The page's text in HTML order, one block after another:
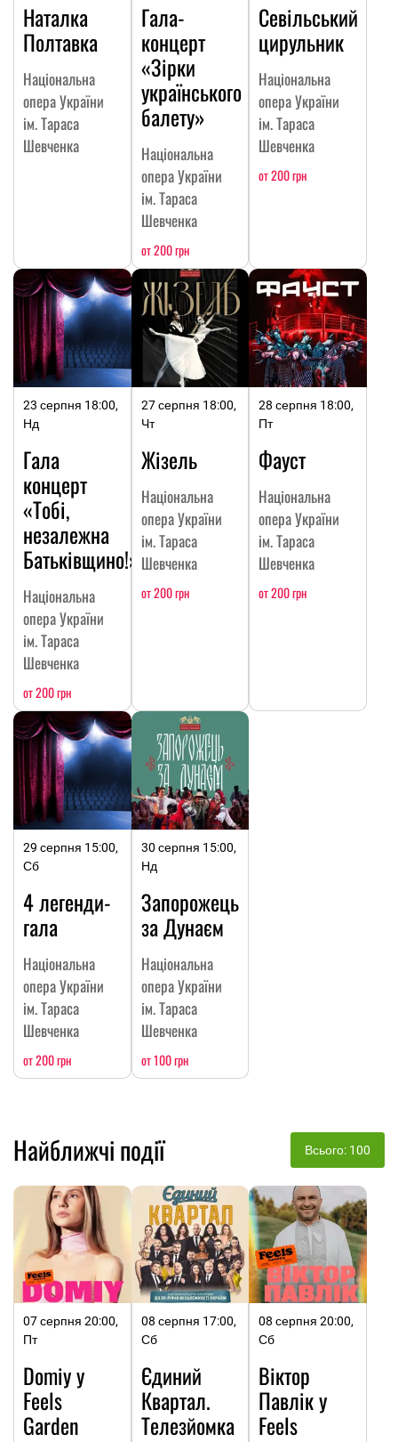
Наталка
Полтавка
Національна
опера України
ім. Тараса
Шевченка
Гала-
концерт
«Зірки
українського
балету»
Національна
опера України
ім. Тараса
Шевченка
от 200 грн
Севільський
цирульник
Національна
опера України
ім. Тараса
Шевченка
от 200 грн
23 серпня 18:00,
Нд
Гала
концерт
«Тобі,
незалежна
Батьківщино!»
Національна
опера України
ім. Тараса
Шевченка
от 200 грн
27 серпня 18:00,
Чт
Жізель
Національна
опера України
ім. Тараса
Шевченка
от 200 грн
28 серпня 18:00,
Пт
Фауст
Національна
опера України
ім. Тараса
Шевченка
от 200 грн
29 серпня 15:00,
Сб
4 легенди-
гала
Національна
опера України
ім. Тараса
Шевченка
от 200 грн
30 серпня 15:00,
Нд
Запорожець
за Дунаєм
Національна
опера України
ім. Тараса
Шевченка
от 100 грн
Найближчі події Всього: 100
07 серпня 20:00,
Пт
Domiy у
Feels
Garden
08 серпня 17:00,
Сб
Єдиний
Квартал.
Телезйомка
08 серпня 20:00,
Сб
Віктор
Павлік у
Feels